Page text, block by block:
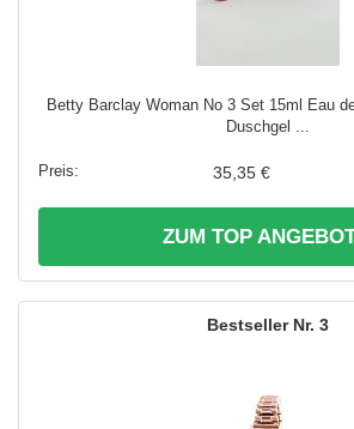
Betty Barclay Woman No 3 Set 15ml Eau
Duschgel ...
35,35 €
ZUM TOP
3